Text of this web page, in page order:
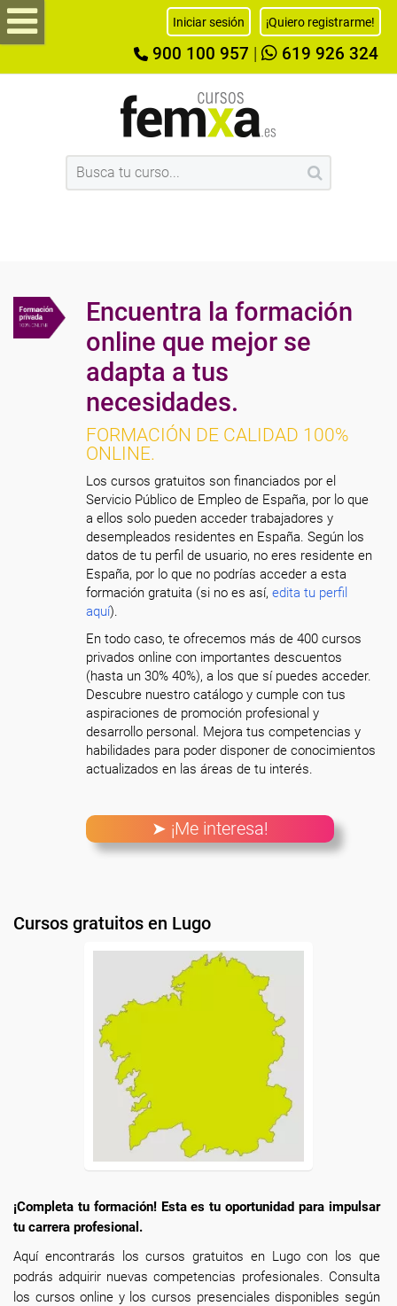
Iniciar sesión ¡Quiero registrarme!
900 100 957 619 926 324
Encuentra la formación
online que mejor se
adapta a tus
necesidades.
FORMACIÓN DE CALIDAD 100%
ONLINE.
Los cursos gratuitos son financiados por el
Servicio Público de Empleo de España, por lo que
a ellos solo pueden acceder trabajadores y
desempleados residentes en España. Según los
datos de tu perfil de usuario, no eres residente en
España, por lo que no podrías acceder a esta
formación gratuita (si no es así,edita tu perfil
aquí).
En todo caso, te ofrecemos más de 400 cursos
privados online con importantes descuentos
(hasta un 30% 40%), a los que sí puedes acceder.
Descubre nuestro catálogo y cumple con tus
aspiraciones de promoción profesional y
desarrollo personal. Mejora tus competencias y
habilidades para poder disponer de conocimientos
actualizados en las áreas de tu interés.
➤ ¡Me interesa!
Cursos gratuitos en Lugo
¡Completa tu formación! Esta es tu oportunidad para impulsar
tu carrera profesional.
Aquí encontrarás los cursos gratuitos en Lugo con los que
podrás adquirir nuevas competencias profesionales. Consulta
los cursos online y los cursos presenciales disponibles según